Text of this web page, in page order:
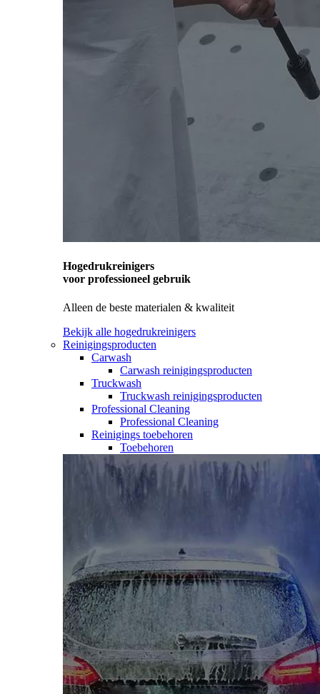
Hogedrukreinigers
voor professioneel gebruik
Alleen de beste materialen & kwaliteit
Bekijk alle hogedrukreinigers
Reinigingsproducten
Carwash
Carwash reinigingsproducten
Truckwash
Truckwash reinigingsproducten
Professional Cleaning
Professional Cleaning
Reinigings toebehoren
Toebehoren